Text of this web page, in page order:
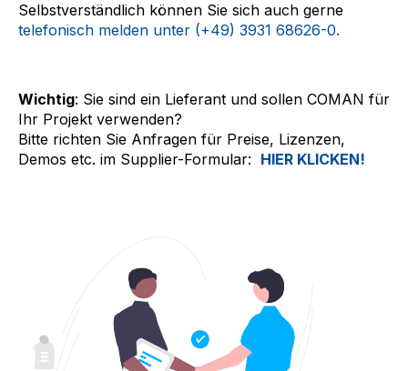
Selbstverständlich können Sie sich auch gerne
telefonisch melden unter (+49) 3931 68626-0.
Wichtig: Sie sind ein Lieferant und sollen COMAN für
Ihr Projekt verwenden?
Bitte richten Sie Anfragen für Preise, Lizenzen,
Demos etc. im Supplier-Formular: HIER KLICKEN!